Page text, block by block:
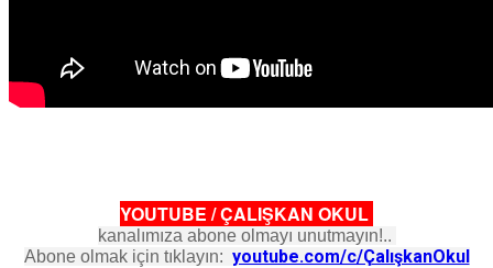
YOUTUBE / ÇALIŞKAN OKUL
kanalımıza abone olmayı unutmayın!..
Abone olmak için tıklayın: youtube.com/c/ÇalışkanOkul